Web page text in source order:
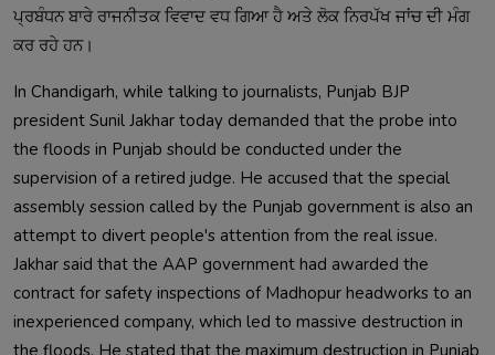
ਪ੍ਰਬੰਧਨ ਬਾਰੇ ਰਾਜਨੀਤਕ ਵਿਵਾਦ ਵਧ ਗਿਆ ਹੈ ਅਤੇ ਲੋਕ ਨਿਰਪੱਖ ਜਾਂਚ ਦੀ ਮੰਗ
In Chandigarh, while talking to journalists, Punjab BJP
president Sunil Jakhar today demanded that the probe into
the floods in Punjab should be conducted under the
supervision of a retired judge. He accused that the special
assembly session called by the Punjab government is also an
attempt to divert people's attention from the real issue.
Jakhar said that the AAP government had awarded the
contract for safety inspections of Madhopur headworks to an
inexperienced company, which led to massive destruction in
the floods. He stated that the maximum destruction in Punjab